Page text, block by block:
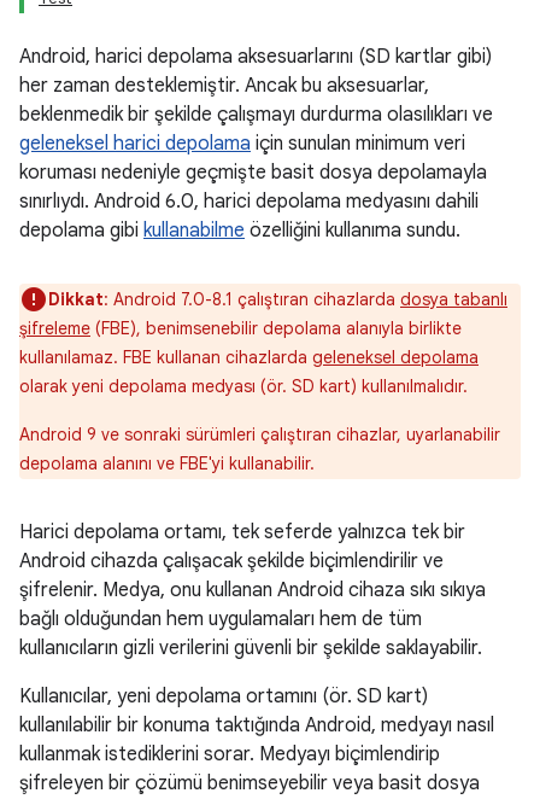
Android, harici depolama aksesuarlarını (SD kartlar gibi)
her zaman desteklemiştir. Ancak bu aksesuarlar,
beklenmedik bir şekilde çalışmayı durdurma olasılıkları ve
geleneksel harici depolama için sunulan minimum veri
koruması nedeniyle geçmişte basit dosya depolamayla
sınırlıydı. Android 6.0, harici depolama medyasını dahili
depolama gibi kullanabilme özelliğini kullanıma sundu.
Dikkat: Android 7.0-8.1 çalıştıran cihazlarda dosya tabanlı
şifreleme (FBE), benimsenebilir depolama alanıyla birlikte
kullanılamaz. FBE kullanan cihazlarda geleneksel depolama
olarak yeni depolama medyası (ör. SD kart) kullanılmalıdır.
Android 9 ve sonraki sürümleri çalıştıran cihazlar, uyarlanabilir
depolama alanını ve FBE'yi kullanabilir.
Harici depolama ortamı, tek seferde yalnızca tek bir
Android cihazda çalışacak şekilde biçimlendirilir ve
şifrelenir. Medya, onu kullanan Android cihaza sıkı sıkıya
bağlı olduğundan hem uygulamaları hem de tüm
kullanıcıların gizli verilerini güvenli bir şekilde saklayabilir.
Kullanıcılar, yeni depolama ortamını (ör. SD kart)
kullanılabilir bir konuma taktığında Android, medyayı nasıl
kullanmak istediklerini sorar. Medyayı biçimlendirip
şifreleyen bir çözümü benimseyebilir veya basit dosya